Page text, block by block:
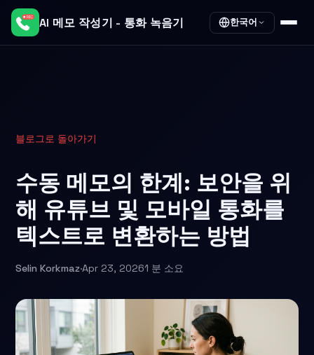
AI 메모 작성기 - 통화 녹음기 한국어
블로그로 돌아가기
수동 메모의 한계: 보안을 위
해 유튜브 및 모바일 통화를
텍스트로 변환하는 방법
Selin Korkmaz·Apr 23, 20261 분 소요